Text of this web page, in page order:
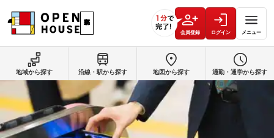
会員登録 ログイン メニュー
地域から探す 沿線・駅から探す 地図から探す 通勤・通学から探す